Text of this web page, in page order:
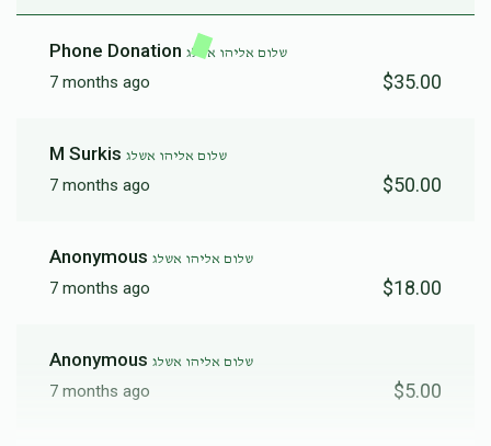
Phone Donation שלום אליהו אשלג
7 months ago $35.00
M Surkis שלום אליהו אשלג
7 months ago $50.00
Anonymous שלום אליהו אשלג
7 months ago $18.00
Anonymous שלום אליהו אשלג
7 months ago $5.00